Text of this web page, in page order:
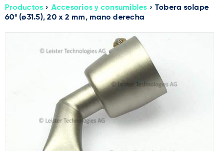
Productos › Accesorios y consumibles › Tobera solape
60º (ø31.5), 20 x 2 mm, mano derecha